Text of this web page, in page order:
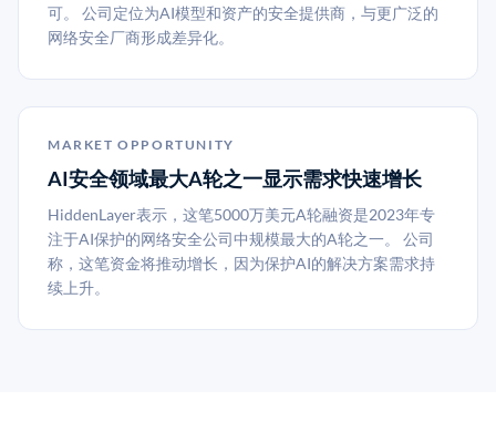
可。 公司定位为AI模型和资产的安全提供商，与更广泛的
网络安全厂商形成差异化。
MARKET OPPORTUNITY
AI安全领域最大A轮之一显示需求快速增长
HiddenLayer表示，这笔5000万美元A轮融资是2023年专
注于AI保护的网络安全公司中规模最大的A轮之一。 公司
称，这笔资金将推动增长，因为保护AI的解决方案需求持
续上升。